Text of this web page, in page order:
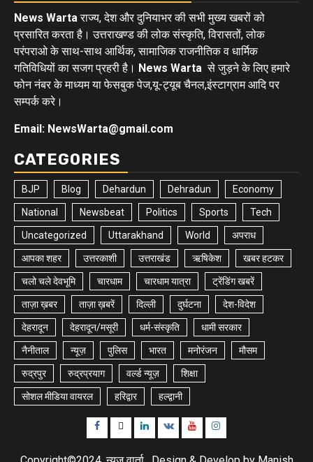
News Wartaराज्य, देश और दुनियाभर की सभी मुख्य खबरों को
प्रसारित करता है। उत्तराखण्ड की लोक संस्कृति, विरासतों, लोक
परंपराओ के साथ-साथ आर्थिक, सामाजिक राजनीतिक व धार्मिक
गतिविधियों का सजग प्रहरी है। News Warta से जुड़ने के लिए हमारे
फोन नंबर के माध्यम या फेसबुक पेज,यू-ट्यूब चैनल,इंस्टाग्राम आदि पर
सम्पर्क करे।
Email: NewsWarta@gmail.com
CATEGORIES
BJP Blog Dehardun Dehradun Economy
National Newsbeat Politics Sports Tech
Uncategorized Uttarakhand World अपराध
आपका शहर उत्तरकाशी उत्तराखंड ऋषिकेश खबर हटकर
चलो चले देवभूमि चारधाम चारधाम यात्रा ट्रेंडिंग खबरें
ताज़ा ख़बर ताज़ा ख़बरें दिल्ली दुर्घटना देश-विदेश
देहरादून देहरादून/मसूरी धर्म-संस्कृति धामी सरकार
नैनीताल न्यूज़ पुलिस भारत मनोरंजन मौसम
रुद्रपुर रुद्रप्रयाग वर्ल्ड न्यूज़ शिक्षा
सोशल मीडिया वायरल हरिद्वार हल्द्वानी
Facebook
TwitterLinkedin
VK YoutubeInstagram